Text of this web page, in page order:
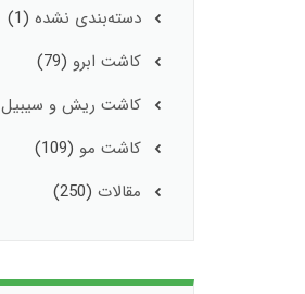
دسته‌بندی نشده (1)
کاشت ابرو (79)
کاشت ریش و سیبیل
کاشت مو (109)
مقالات (250)